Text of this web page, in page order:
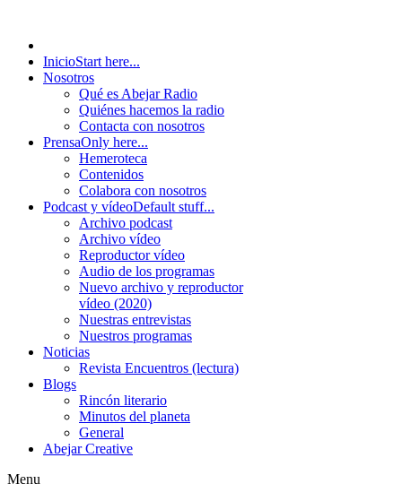
InicioStart here...
Nosotros
Qué es Abejar Radio
Quiénes hacemos la radio
Contacta con nosotros
PrensaOnly here...
Hemeroteca
Contenidos
Colabora con nosotros
Podcast y vídeoDefault stuff...
Archivo podcast
Archivo vídeo
Reproductor vídeo
Audio de los programas
Nuevo archivo y reproductor
vídeo (2020)
Nuestras entrevistas
Nuestros programas
Noticias
Revista Encuentros (lectura)
Blogs
Rincón literario
Minutos del planeta
General
Abejar Creative
Menu